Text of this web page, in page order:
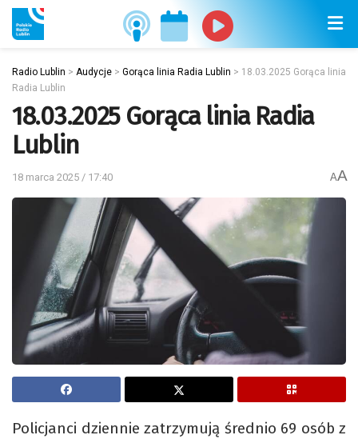
Radio Lublin > Audycje > Gorąca linia Radia Lublin > 18.03.2025 Gorąca linia
Radia Lublin
18.03.2025 Gorąca linia Radia
Lublin
18 marca 2025 / 17:40 AA
Policjanci dziennie zatrzymują średnio 69 osób z